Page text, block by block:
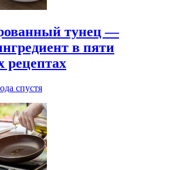
тунец —
в пяти
рецептах
спустя